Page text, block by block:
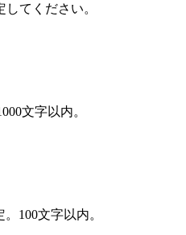
てください。
文字以内。
100文字以内。